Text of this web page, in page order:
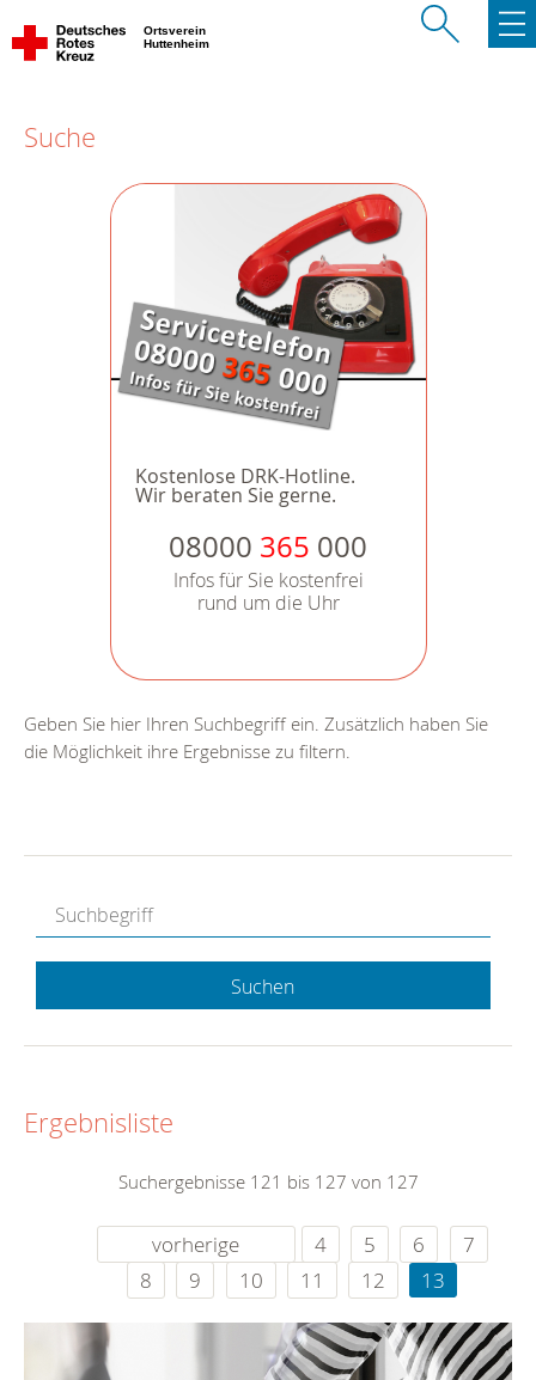
Ortsverein
Huttenheim
Suche
Kostenlose DRK-Hotline.
Wir beraten Sie gerne.
08000 365 000
Infos für Sie kostenfrei
rund um die Uhr
Geben Sie hier Ihren Suchbegriff ein. Zusätzlich haben Sie
die Möglichkeit ihre Ergebnisse zu filtern.
Suchen
Ergebnisliste
Suchergebnisse 121 bis 127 von 127
vorherige 4 5 6
7
8
9 10 11 12 13